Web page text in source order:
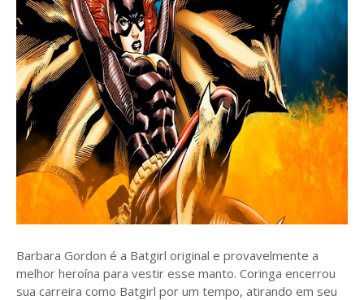
Barbara Gordon é a Batgirl original e provavelmente a
melhor heroína para vestir esse manto. Coringa encerrou
sua carreira como Batgirl por um tempo, atirando em seu